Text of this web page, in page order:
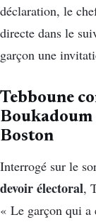
déclaration, le
directe dans le
garçon une
Tebboune
Boukadoum
Boston
Interrogé sur le
devoir électoral,
« Le garçon qui a